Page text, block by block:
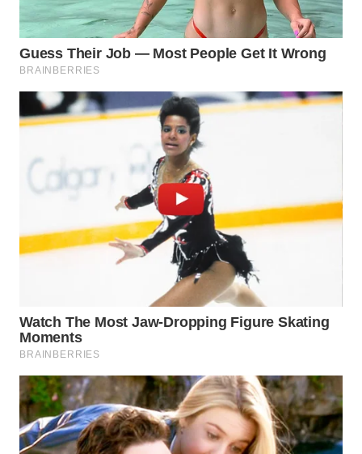
WN
LANGKAT
WN
SELATAN
TANJUNG
LESUNG
KARO
WN
LABUHANBATU
WN
TAPANULI
TENGAH